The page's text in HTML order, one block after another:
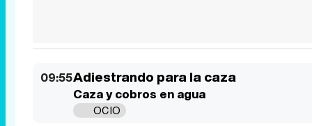
09:55Adiestrando para la caza
Caza y cobros en agua
OCIO